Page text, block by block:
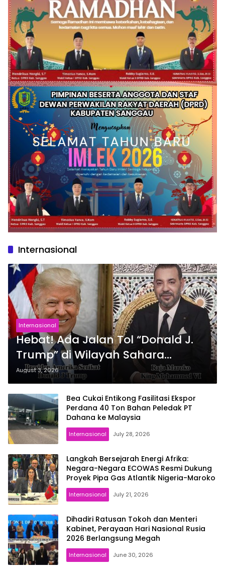
Internasional
Internasional
Hebat! Ada Jalan Tol “Donald J.
Trump” di Wilayah Sahara
Maroko
August 3, 2026
Bea Cukai Entikong Fasilitasi Ekspor
Perdana 40 Ton Bahan Peledak PT
Dahana ke Malaysia
Internasional July 28, 2026
Langkah Bersejarah Energi Afrika:
Negara-Negara ECOWAS Resmi Dukung
Proyek Pipa Gas Atlantik Nigeria-Maroko
Internasional July 21, 2026
Dihadiri Ratusan Tokoh dan Menteri
Kabinet, Perayaan Hari Nasional Rusia
2026 Berlangsung Megah
Internasional June 30, 2026